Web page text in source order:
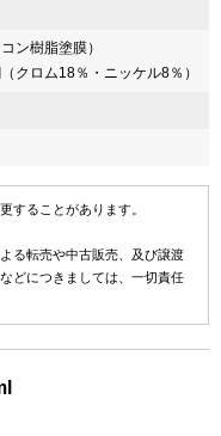
ン樹脂塗膜）
クロム18％・ニッケル8％）
することがあります。
る転売や中古販売、及び譲渡
どにつきましては、一切責任